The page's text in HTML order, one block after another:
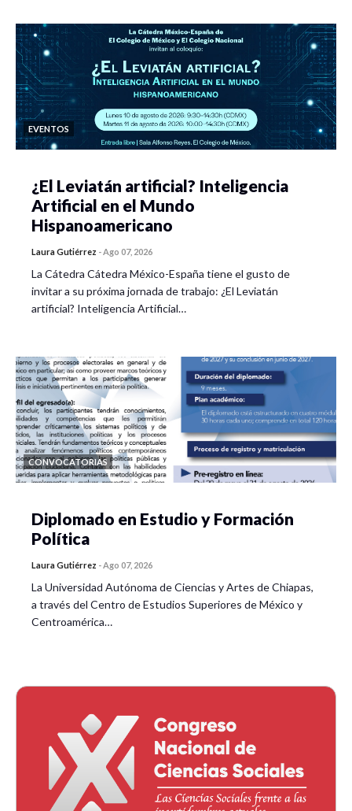
EVENTOS
¿El Leviatán artificial? Inteligencia
Artificial en el Mundo
Hispanoamericano
Laura Gutiérrez -Ago 07, 2026
La Cátedra Cátedra México-España tiene el gusto de
invitar a su próxima jornada de trabajo: ¿El Leviatán
artificial? Inteligencia Artificial…
CONVOCATORIAS
Diplomado en Estudio y Formación
Política
Laura Gutiérrez -Ago 07, 2026
La Universidad Autónoma de Ciencias y Artes de Chiapas,
a través del Centro de Estudios Superiores de México y
Centroamérica…